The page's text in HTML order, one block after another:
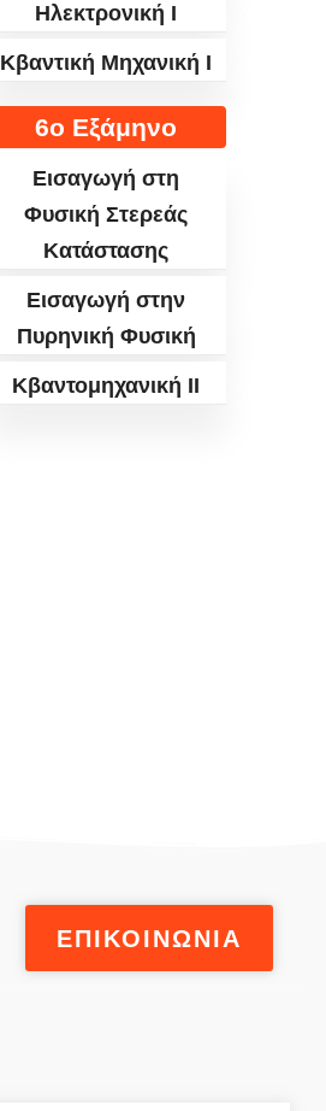
Ηλεκτρονική I
Κβαντική Μηχανική I
6ο Εξάμηνο
Εισαγωγή στη
Φυσική Στερεάς
Κατάστασης
Εισαγωγή στην
Πυρηνική Φυσική
Κβαντομηχανική ΙΙ
ΕΠΙΚΟΙΝΩΝΙΑ